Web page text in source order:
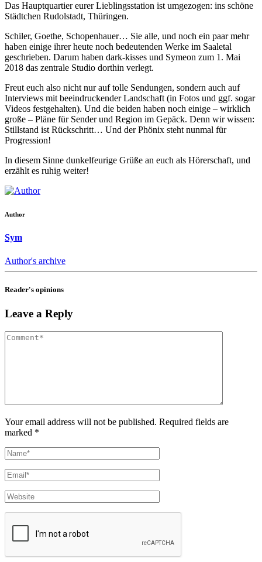
Das Hauptquartier eurer Lieblingsstation ist umgezogen: ins schöne
Städtchen Rudolstadt, Thüringen.
Schiler, Goethe, Schopenhauer… Sie alle, und noch ein paar mehr
haben einige ihrer heute noch bedeutenden Werke im Saaletal
geschrieben. Darum haben dark-kisses und Symeon zum 1. Mai
2018 das zentrale Studio dorthin verlegt.
Freut euch also nicht nur auf tolle Sendungen, sondern auch auf
Interviews mit beeindruckender Landschaft (in Fotos und ggf. sogar
Videos festgehalten). Und die beiden haben noch einige – wirklich
große – Pläne für Sender und Region im Gepäck. Denn wir wissen:
Stillstand ist Rückschritt… Und der Phönix steht nunmal für
Progression!
In diesem Sinne dunkelfeurige Grüße an euch als Hörerschaft, und
erzählt es ruhig weiter!
Author
Sym
Author's archive
Reader's opinions
Leave a Reply
Your email address will not be published. Required fields are
marked *